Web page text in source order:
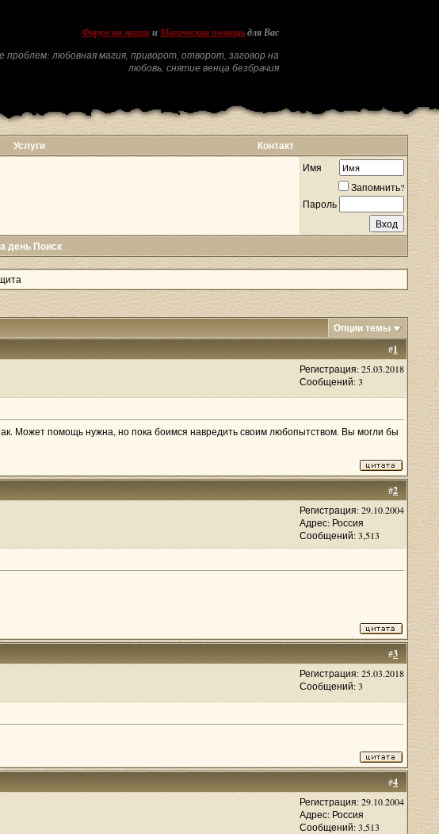
Форум по магии и Магическая помощь для Вас
проблем: любовная магия, приворот, отворот, заговор на
любовь, снятие венца безбрачия
Услуги Контакт
Имя
Запомнить?
Пароль
день Поиск
Опции темы
#1
Регистрация: 25.03.2018
Сообщений: 3
Может помощь нужна, но пока боимся навредить своим любопытством. Вы могли бы
#2
Регистрация: 29.10.2004
Адрес: Россия
Сообщений: 3,513
#3
Регистрация: 25.03.2018
Сообщений: 3
#4
Регистрация: 29.10.2004
Адрес: Россия
Сообщений: 3,513